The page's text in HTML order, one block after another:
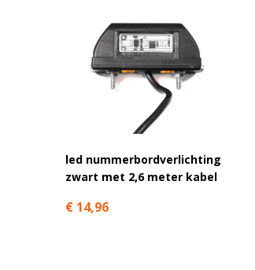
led nummerbordverlichting
zwart met 2,6 meter kabel
€ 14,96